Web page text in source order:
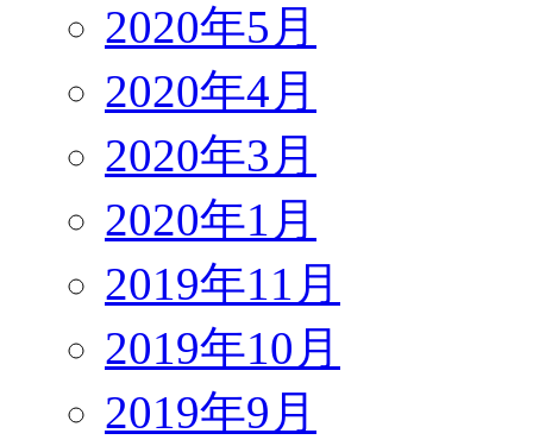
2020年5月
2020年4月
2020年3月
2020年1月
2019年11月
2019年10月
2019年9月